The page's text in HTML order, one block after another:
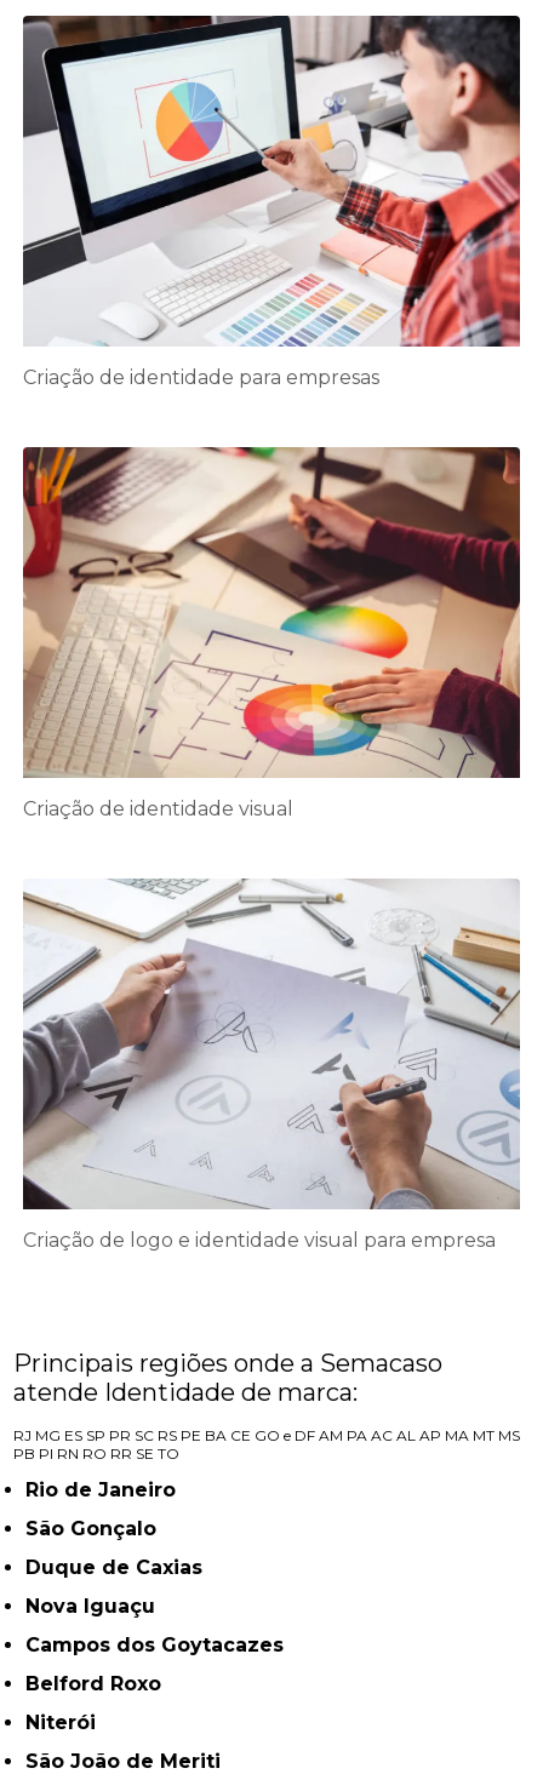
Criação de identidade para empresas
Criação de identidade visual
Criação de logo e identidade visual para empresa
Principais regiões onde a Semacaso
atende Identidade de marca:
RJ MG ES SP PR SC RS PE BA CE GO e DF AM PA AC AL AP MA MT MS
PB PI RN RO RR SE TO
Rio de Janeiro
São Gonçalo
Duque de Caxias
Nova Iguaçu
Campos dos Goytacazes
Belford Roxo
Niterói
São João de Meriti